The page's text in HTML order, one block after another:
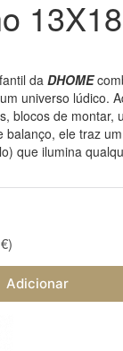
13X18
da DHOME
universo lúdico.
blocos de montar,
balanço, ele traz
que ilumina
Adicionar